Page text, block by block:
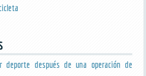
deporte después de una operación de